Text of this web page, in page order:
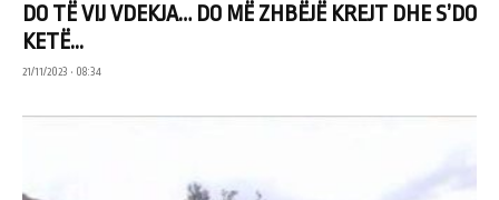
DO TË VIJ VDEKJA… DO MË ZHBËJË KREJT DHE S’DO
KETË...
21/11/2023 • 08:34